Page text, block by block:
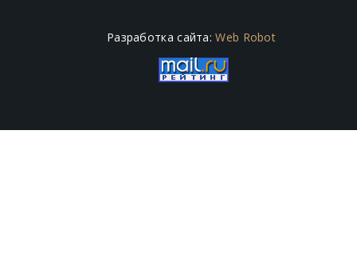
Разработка сайта:Web Robot